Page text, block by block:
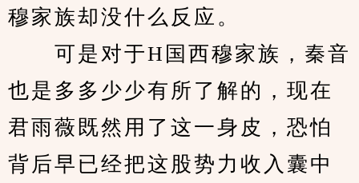
穆家族却没什么反应。
可是对于H国西穆家族，秦音
也是多多少少有所了解的，现在
君雨薇既然用了这一身皮，恐怕
背后早已经把这股势力收入囊中